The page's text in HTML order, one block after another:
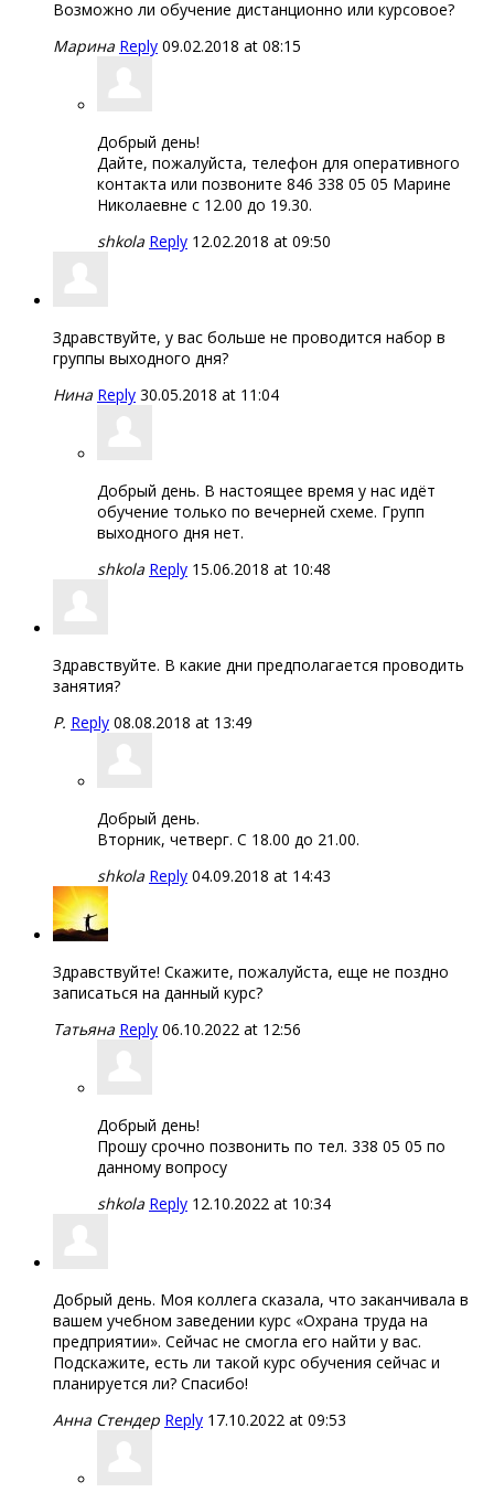
Возможно ли обучение дистанционно или курсовое?
Марина Reply 09.02.2018 at 08:15
Добрый день!
Дайте, пожалуйста, телефон для оперативного
контакта или позвоните 846 338 05 05 Марине
Николаевне с 12.00 до 19.30.
shkola Reply 12.02.2018 at 09:50
Здравствуйте, у вас больше не проводится набор в
группы выходного дня?
Нина Reply 30.05.2018 at 11:04
Добрый день. В настоящее время у нас идёт
обучение только по вечерней схеме. Групп
выходного дня нет.
shkola Reply 15.06.2018 at 10:48
Здравствуйте. В какие дни предполагается проводить
занятия?
Р. Reply 08.08.2018 at 13:49
Добрый день.
Вторник, четверг. С 18.00 до 21.00.
shkola Reply 04.09.2018 at 14:43
Здравствуйте! Скажите, пожалуйста, еще не поздно
записаться на данный курс?
Татьяна Reply 06.10.2022 at 12:56
Добрый день!
Прошу срочно позвонить по тел. 338 05 05 по
данному вопросу
shkola Reply 12.10.2022 at 10:34
Добрый день. Моя коллега сказала, что заканчивала в
вашем учебном заведении курс «Охрана труда на
предприятии». Сейчас не смогла его найти у вас.
Подскажите, есть ли такой курс обучения сейчас и
планируется ли? Спасибо!
Анна Стендер Reply 17.10.2022 at 09:53